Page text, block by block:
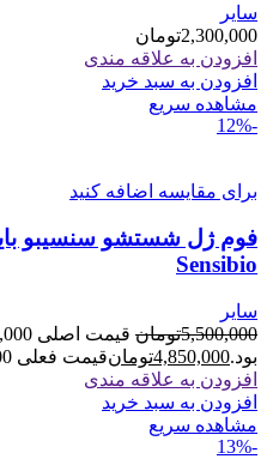
سایر
2,300,000تومان
افزودن به علاقه مندی
افزودن به سبد خرید
مشاهده سریع
-12%
برای مقایسه اضافه کنید
Sensibio
سایر
5,500,000تومان
بود.4,850,000تومانقیمت فعلی 4,850,000تومان است.
افزودن به علاقه مندی
افزودن به سبد خرید
مشاهده سریع
-13%